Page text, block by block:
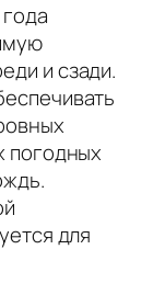
и сзади.
погодных
для